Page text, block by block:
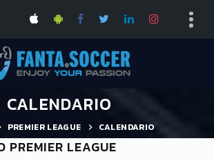
CALENDARIO
PREMIER LEAGUE CALENDARIO
PREMIER LEAGUE